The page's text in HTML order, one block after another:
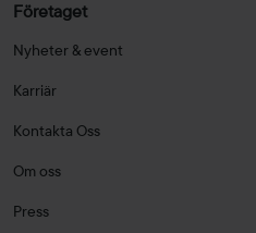
Företaget
Nyheter & event
Karriär
Kontakta Oss
Om oss
Press